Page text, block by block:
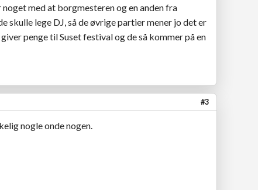
med at borgmesteren og en anden fra
skulle lege DJ, så de øvrige partier mener jo det er
penge til Suset festival og de så kommer på en
#3
nogle onde nogen.